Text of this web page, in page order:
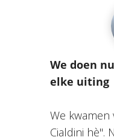
We doen
elke uiting
We
Cialdini hè".